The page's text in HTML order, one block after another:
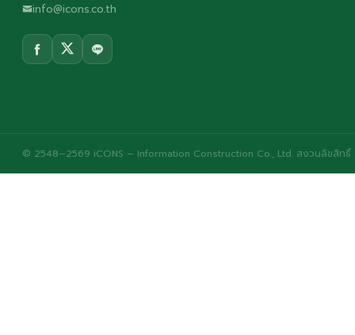
info@icons.co.th
© 2548–2569 iCONS – Information Construction Co., Ltd. สงวนลิขสิทธิ์